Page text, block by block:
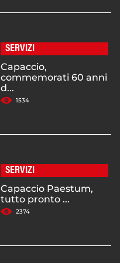
SERVIZI
Capaccio,
commemorati 60 anni
d...
1534
SERVIZI
Capaccio Paestum,
tutto pronto ...
2374